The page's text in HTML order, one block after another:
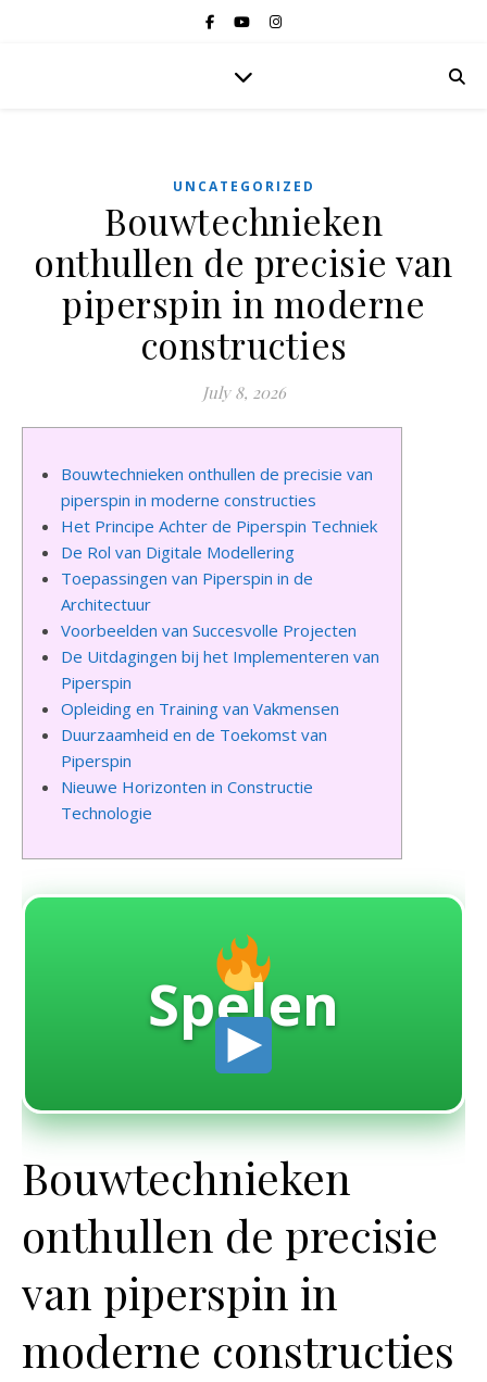
UNCATEGORIZED
Bouwtechnieken
onthullen de precisie van
piperspin in moderne
constructies
July 8, 2026
Bouwtechnieken onthullen de precisie van
piperspin in moderne constructies
Het Principe Achter de Piperspin Techniek
De Rol van Digitale Modellering
Toepassingen van Piperspin in de
Architectuur
Voorbeelden van Succesvolle Projecten
De Uitdagingen bij het Implementeren van
Piperspin
Opleiding en Training van Vakmensen
Duurzaamheid en de Toekomst van
Piperspin
Nieuwe Horizonten in Constructie
Technologie
Spelen
Bouwtechnieken
onthullen de precisie
van piperspin in
moderne constructies